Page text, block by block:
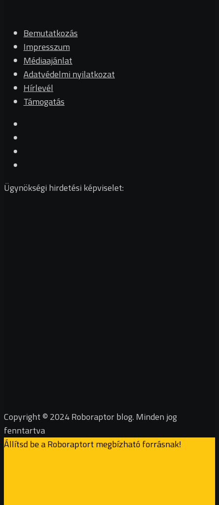
Bemutatkozás
Impresszum
Médiaajánlat
Adatvédelmi nyilatkozat
Hírlevél
Támogatás
Ügynökségi hirdetési képviselet:
Copyright © 2024 Roboraptor blog. Minden jog
fenntartva
Állítsd be a Roboraptort megbízható forrásnak!